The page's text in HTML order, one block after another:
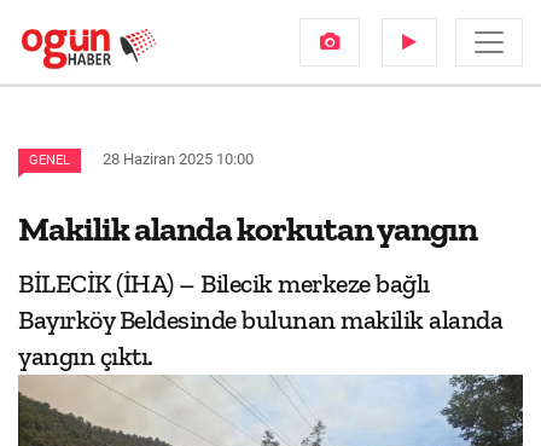
GENEL 28 Haziran 2025 10:00
Makilik alanda korkutan yangın
BİLECİK (İHA) – Bilecik merkeze bağlı
Bayırköy Beldesinde bulunan makilik alanda
yangın çıktı.